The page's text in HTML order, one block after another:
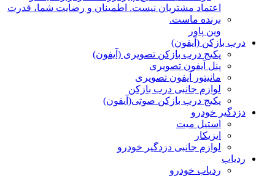
وین پاور
درب بازکن (آیفون)
پکیج درب بازکن تصویری (آیفون)
پنل آیفون تصویری
مانیتور آیفون تصویری
لوازم جانبی درب بازکن
پکیج درب بازکن صوتی(آیفون)
دزدگیر خودرو
استیل میت
ایزیکار
لوازم جانبی دزدگیر خودرو
ردیاب
ردیاب خودرو